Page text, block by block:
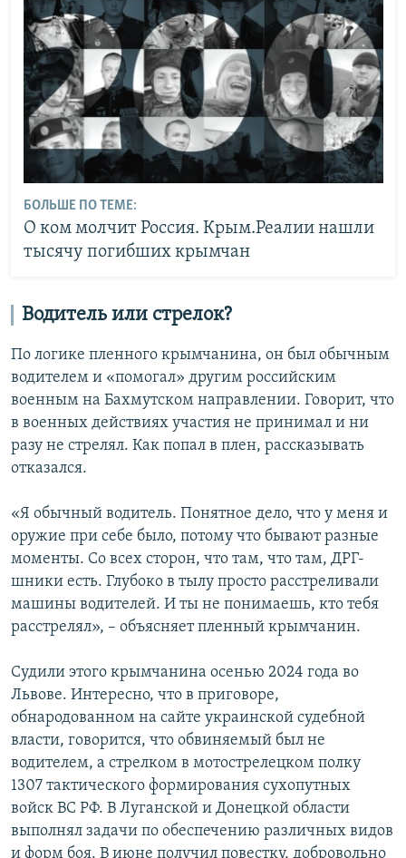
БОЛЬШЕ ПО ТЕМЕ:
О ком молчит Россия. Крым.Реалии нашли
тысячу погибших крымчан
Водитель или стрелок?
По логике пленного крымчанина, он был обычным
водителем и «помогал» другим российским
военным на Бахмутском направлении. Говорит, что
в военных действиях участия не принимал и ни
разу не стрелял. Как попал в плен, рассказывать
отказался.
«Я обычный водитель. Понятное дело, что у меня и
оружие при себе было, потому что бывают разные
моменты. Со всех сторон, что там, что там, ДРГ-
шники есть. Глубоко в тылу просто расстреливали
машины водителей. И ты не понимаешь, кто тебя
расстрелял», – объясняет пленный крымчанин.
Судили этого крымчанина осенью 2024 года во
Львове. Интересно, что в приговоре,
обнародованном на сайте украинской судебной
власти, говорится, что обвиняемый был не
водителем, а стрелком в мотострелецком полку
1307 тактического формирования сухопутных
войск ВС РФ. В Луганской и Донецкой области
выполнял задачи по обеспечению различных видов
и форм боя. В июне получил повестку, добровольно